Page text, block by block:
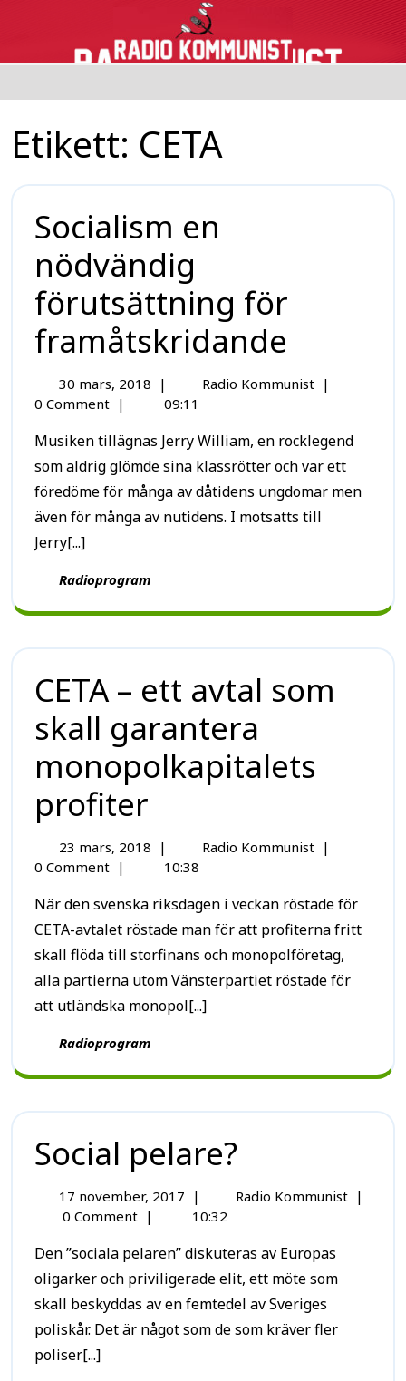
Etikett: CETA
Socialism en
nödvändig
förutsättning för
framåtskridande
30 mars, 2018 | Radio Kommunist |
0 Comment | 09:11
Musiken tillägnas Jerry William, en rocklegend
som aldrig glömde sina klassrötter och var ett
föredöme för många av dåtidens ungdomar men
även för många av nutidens. I motsatts till
Jerry[...]
Radioprogram
CETA – ett avtal som
skall garantera
monopolkapitalets
profiter
23 mars, 2018 | Radio Kommunist |
0 Comment | 10:38
När den svenska riksdagen i veckan röstade för
CETA-avtalet röstade man för att profiterna fritt
skall flöda till storfinans och monopolföretag,
alla partierna utom Vänsterpartiet röstade för
att utländska monopol[...]
Radioprogram
Social pelare?
17 november, 2017 | Radio Kommunist |
0 Comment | 10:32
Den ”sociala pelaren” diskuteras av Europas
oligarker och priviligerade elit, ett möte som
skall beskyddas av en femtedel av Sveriges
poliskår. Det är något som de som kräver fler
poliser[...]